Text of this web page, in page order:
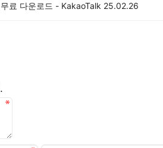
료 다운로드 - KakaoTalk 25.02.26